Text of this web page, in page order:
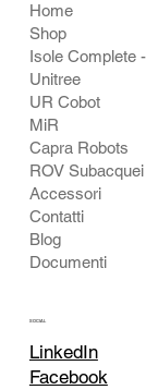
Home
Shop
Unitree
UR Cobot
MiR
Capra Robots
ROV Subacquei
Accessori
Contatti
Blog
Documenti
SOCIAL
LinkedIn
Facebook